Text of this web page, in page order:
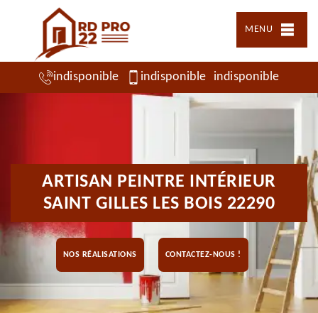
MENU
indisponible indisponible indisponible
ARTISAN PEINTRE INTÉRIEUR
SAINT GILLES LES BOIS 22290
NOS RÉALISATIONS CONTACTEZ-NOUS !